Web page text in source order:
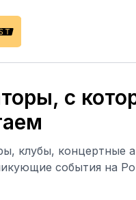
с
клубы, концертные
события на